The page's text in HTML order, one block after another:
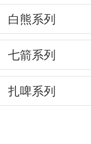
白熊系列
七箭系列
扎啤系列